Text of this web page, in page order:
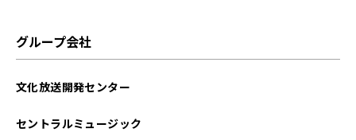
グループ会社
文化放送開発センター
セントラルミュージック